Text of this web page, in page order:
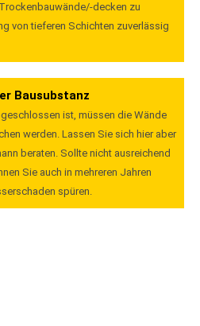
decken zu
von tieferen Schichten zuverlässig
Bausubstanz
ist, müssen die Wände
werden. Lassen Sie sich hier aber
beraten. Sollte nicht ausreichend
Sie auch in mehreren Jahren
spüren.